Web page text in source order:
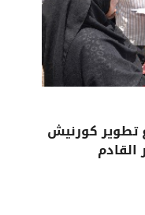
تطوير كورنيش
القادم